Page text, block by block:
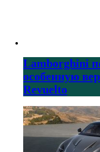
Lamborghini
особенную
Revuelto